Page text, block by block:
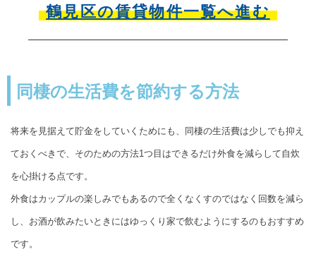
鶴見区の賃貸物件一覧へ進む
同棲の生活費を節約する方法
将来を見据えて貯金をしていくためにも、同棲の生活費は少しでも抑え
ておくべきで、そのための方法1つ目はできるだけ外食を減らして自炊
を心掛ける点です。
外食はカップルの楽しみでもあるので全くなくすのではなく回数を減ら
し、お酒が飲みたいときにはゆっくり家で飲むようにするのもおすすめ
です。